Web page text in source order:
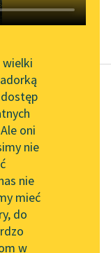
utworu
Lektur
dla piszących i
wielki
oni
nie
nie
mieć
do
w
tom drugi
fortuny za
siedzisz i jako
pana